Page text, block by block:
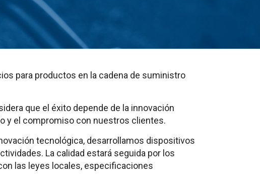
para productos en la cadena de suministro
que el éxito depende de la innovación
y el compromiso con nuestros clientes.
tecnológica, desarrollamos dispositivos
La calidad estará seguida por los
las leyes locales, especificaciones